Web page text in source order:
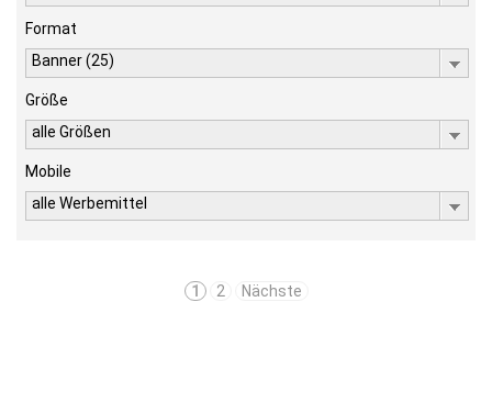
Format
Banner (25)
Größe
alle Größen
Mobile
alle Werbemittel
1 2 Nächste